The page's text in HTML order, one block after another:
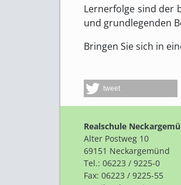
Lernerfolge sind der
und grundlegenden
Bringen Sie sich in
tweet
Realschule
Alter Postweg 10
69151 Neckargemünd
Tel.: 06223 / 9225-0
Fax: 06223 / 9225-55